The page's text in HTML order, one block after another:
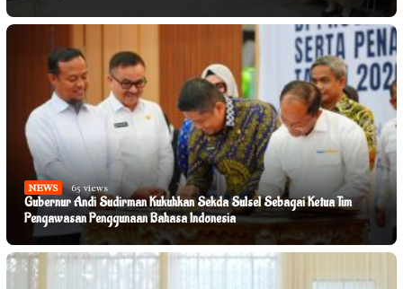
NEWS 65 views
Gubernur Andi Sudirman Kukuhkan Sekda Sulsel Sebagai Ketua Tim
Pengawasan Penggunaan Bahasa Indonesia